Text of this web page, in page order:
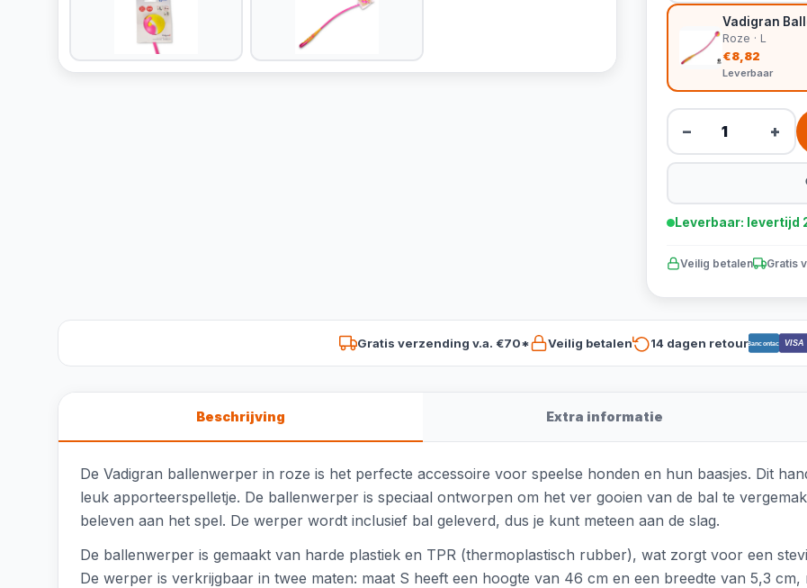
Vadigran
Roze · L
€8,82
Leverbaar
− +
Leverbaar: levertijd
Veilig betalen Gratis
Gratis verzending v.a. €70* Veilig betalen 14 dagen retourBancontact VISA
Beschrijving Extra informatie
De Vadigran ballenwerper in roze is het perfecte accessoire voor speelse honden en hun baasjes. Dit
leuk apporteerspelletje. De ballenwerper is speciaal ontworpen om het ver gooien van de bal te
beleven aan het spel. De werper wordt inclusief bal geleverd, dus je kunt meteen aan de slag.
De ballenwerper is gemaakt van harde plastiek en TPR (thermoplastisch rubber), wat zorgt voor een
De werper is verkrijgbaar in twee maten: maat S heeft een hoogte van 46 cm en een breedte van 5,3